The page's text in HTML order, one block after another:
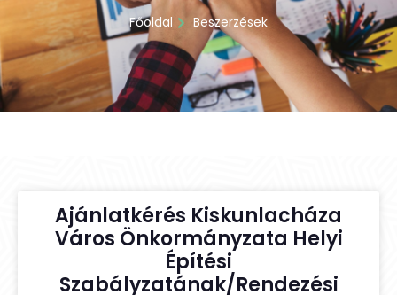
Főoldal Beszerzések
Ajánlatkérés Kiskunlacháza
Város Önkormányzata Helyi
Építési
Szabályzatának/Rendezési